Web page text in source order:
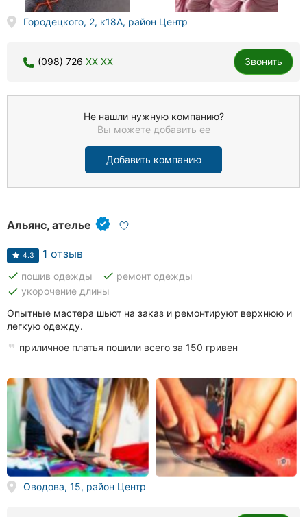
Городецкого, 2, к18А, район Центр
(098) 726 XX XX Звонить
Не нашли нужную компанию?
Вы можете добавить ее
Добавить компанию
Альянс, ателье
4.3 1 отзыв
done пошив одежды done ремонт одежды
done укорочение длины
Опытные мастера шьют на заказ и ремонтируют верхнюю и
легкую одежду.
приличное платья пошили всего за 150 гривен
Оводова, 15, район Центр